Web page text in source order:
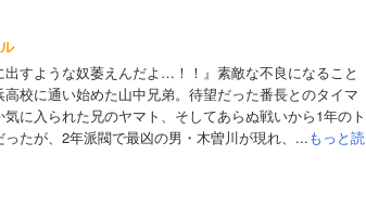
出すような奴萎えんだよ…！！』素敵な不良になること
校に通い始めた山中兄弟。待望だった番長とのタイマ
に入られた兄のヤマト、そしてあらぬ戦いから1年のト
たが、2年派閥で最凶の男・木曽川が現れ、...もっと読